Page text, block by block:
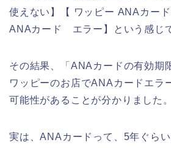
使えない】【 ワッピー ANAカー
ANAカード エラー】という感じ
その結果、「ANAカードの有効期
ワッピーのお店でANAカードエラ
可能性があることが分かりました。
実は、ANAカードって、5年ぐら